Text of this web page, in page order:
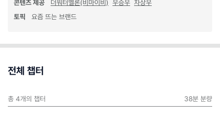
콘텐츠 제공 더워터멜론(비마이비) 우승우 차상우
토픽
요즘 뜨는 브랜드
전체 챕터
총 4개의 챕터 38분 분량